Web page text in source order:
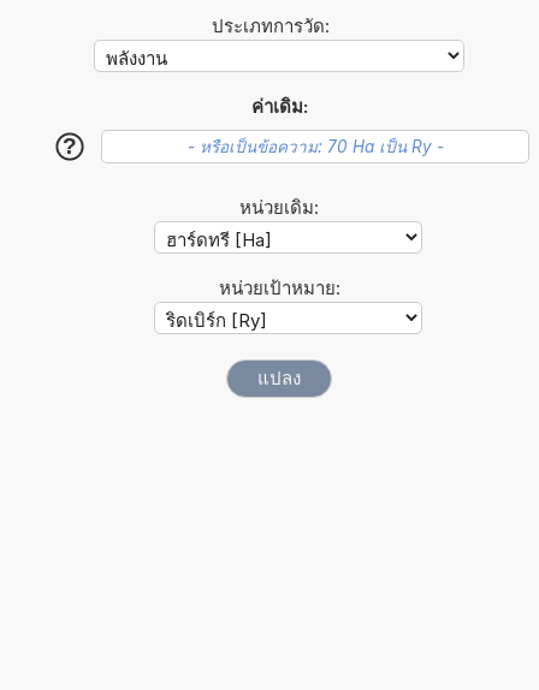
ประเภทการวัด:
ค่าเดิม:
?
หน่วยเดิม:
หน่วยเป้าหมาย: